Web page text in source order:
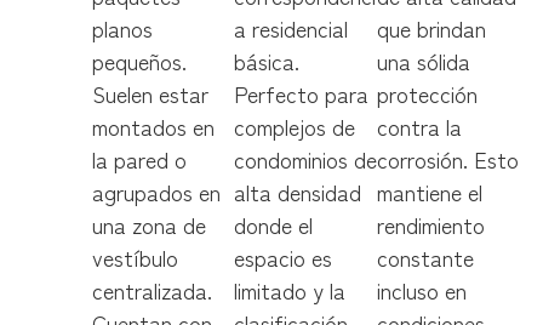
planos
pequeños.
Suelen estar
montados en
la pared o
agrupados en
una zona de
vestíbulo
centralizada.
a residencial
básica.
Perfecto para
complejos de
condominios de
alta densidad
donde el
espacio es
limitado y la
que brindan
una sólida
protección
contra la
corrosión. Esto
mantiene el
rendimiento
constante
incluso en